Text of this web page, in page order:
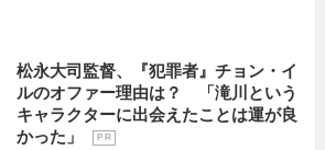
松永大司監督、『犯罪者』チョン・イ
ルのオファー理由は？ 「滝川という
キャラクターに出会えたことは運が良
かった」
P R